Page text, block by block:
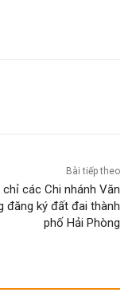
Bài tiếp theo
các Chi nhánh Văn
đăng ký đất đai thành
phố Hải Phòng